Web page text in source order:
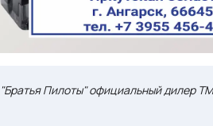
Пилоты" официальный дилер